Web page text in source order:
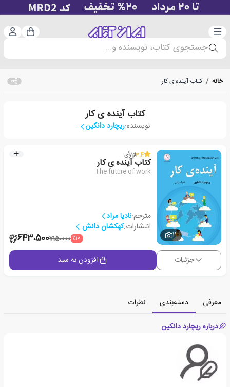
دسته‌بندی سبد
جستجوی کتاب، نویسنده و...
خانه / کتاب آینده ی کار
کتاب آینده ی کار
نویسنده:ریچارد دانکین
2
3.4از1رأی
کتاب آینده ی کار
The future of work
مترجم:نادیا مراد
انتشارات:کهکشان دانش
٪10715،000643،500
جزئیات افزودن به سبد
معرفی دسته‌بندی
نظرات
درباره ریچارد دانکین